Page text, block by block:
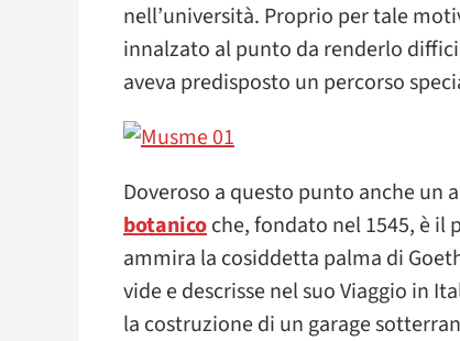
nell’università. Proprio per tale
innalzato al punto da renderlo
aveva predisposto un percorso
Doveroso a questo punto anche un
botanicoche, fondato nel 1545, è
ammira la cosiddetta palma di
vide e descrisse nel suo Viaggio in
la costruzione di un garage